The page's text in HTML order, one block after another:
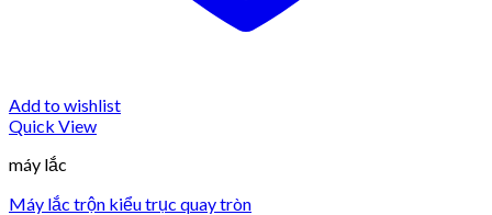
Add to wishlist
Quick View
máy lắc
Máy lắc trộn kiểu trục quay tròn